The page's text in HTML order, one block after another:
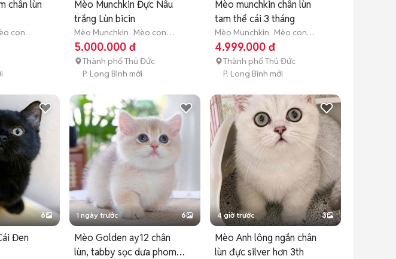
chân lùn
con
Mèo Munchkin Đực Nâu
trắng Lùn bicin
Mèo Munchkin Mèo con
(dưới 3 tháng tuổi)
5.000.000 đ
Thành phố Thủ Đức
P. Long Bình mới
Mèo munchkin chân lùn
tam thể cái 3 tháng
Mèo Munchkin Mèo con
(dưới 3 tháng tuổi)
4.999.000 đ
Thành phố Thủ Đức
P. Long Bình mới
6
Đen
1 ngày trước 6
Mèo Golden ay12 chân
lùn, tabby sọc dưa phom
4 giờ trước 3
Mèo Anh lông ngắn chân
lùn đực silver hơn 3th